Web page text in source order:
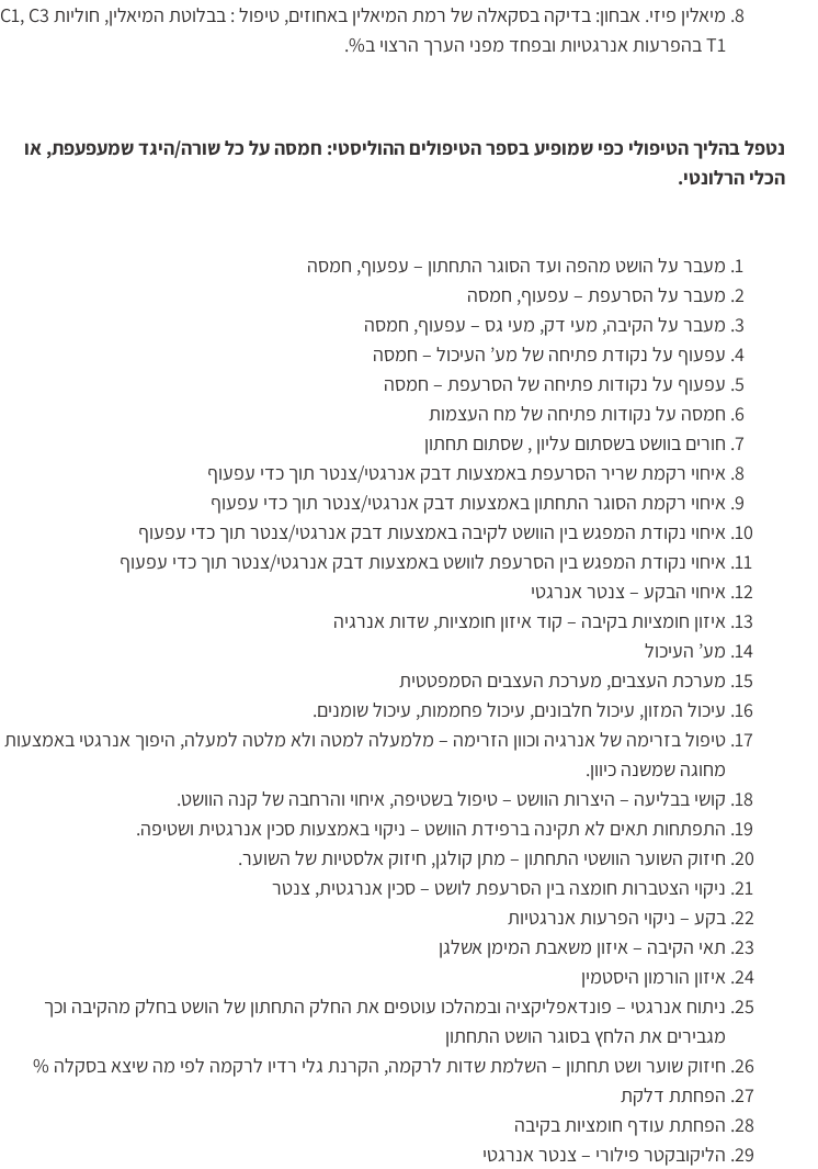
מיאלין פיזי. אבחון: בדיקה בסקאלה של רמת המיאלין באחוזים, טיפול : בבלוטת המיאלין, חוליות C1, C3
T1 בהפרעות אנרגטיות ובפחד מפני הערך הרצוי ב%.
נטפל בהליך הטיפולי כפי שמופיע בספר הטיפולים ההוליסטי: חמסה על כל שורה/היגד שמעפעפת, או
הכלי הרלונטי.
מעבר על הושט מהפה ועד הסוגר התחתון – עפעוף, חמסה
מעבר על הסרעפת – עפעוף, חמסה
מעבר על הקיבה, מעי דק, מעי גס – עפעוף, חמסה
עפעוף על נקודת פתיחה של מע’ העיכול – חמסה
עפעוף על נקודות פתיחה של הסרעפת – חמסה
חמסה על נקודות פתיחה של מח העצמות
חורים בוושט בשסתום עליון , שסתום תחתון
איחוי רקמת שריר הסרעפת באמצעות דבק אנרגטי/צנטר תוך כדי עפעוף
איחוי רקמת הסוגר התחתון באמצעות דבק אנרגטי/צנטר תוך כדי עפעוף
איחוי נקודת המפגש בין הוושט לקיבה באמצעות דבק אנרגטי/צנטר תוך כדי עפעוף
איחוי נקודת המפגש בין הסרעפת לוושט באמצעות דבק אנרגטי/צנטר תוך כדי עפעוף
איחוי הבקע – צנטר אנרגטי
איזון חומציות בקיבה – קוד איזון חומציות, שדות אנרגיה
מע’ העיכול
מערכת העצבים, מערכת העצבים הסמפטטית
עיכול המזון, עיכול חלבונים, עיכול פחממות, עיכול שומנים.
טיפול בזרימה של אנרגיה וכוון הזרימה – מלמעלה למטה ולא מלטה למעלה, היפוך אנרגטי באמצעות
מחוגה שמשנה כיוון.
קושי בבליעה – היצרות הוושט – טיפול בשטיפה, איחוי והרחבה של קנה הוושט.
התפתחות תאים לא תקינה ברפידת הוושט – ניקוי באמצעות סכין אנרגטית ושטיפה.
חיזוק השוער הוושטי התחתון – מתן קולגן, חיזוק אלסטיות של השוער.
ניקוי הצטברות חומצה בין הסרעפת לושט – סכין אנרגטית, צנטר
בקע – ניקוי הפרעות אנרגטיות
תאי הקיבה – איזון משאבת המימן אשלגן
איזון הורמון היסטמין
ניתוח אנרגטי – פונדאפליקציה ובמהלכו עוטפים את החלק התחתון של הושט בחלק מהקיבה וכך
מגבירים את הלחץ בסוגר הושט התחתון
חיזוק שוער ושט תחתון – השלמת שדות לרקמה, הקרנת גלי רדיו לרקמה לפי מה שיצא בסקלה %
הפחתת דלקת
הפחתת עודף חומציות בקיבה
הליקובקטר פילורי – צנטר אנרגטי